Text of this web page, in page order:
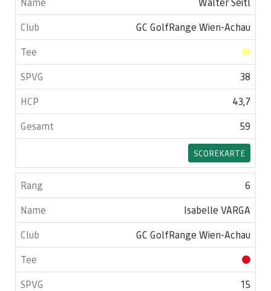
GC GolfRange Wien-Achau
38
43,7
59
SCOREKARTE
6
Isabelle VARGA
GC GolfRange Wien-Achau
15